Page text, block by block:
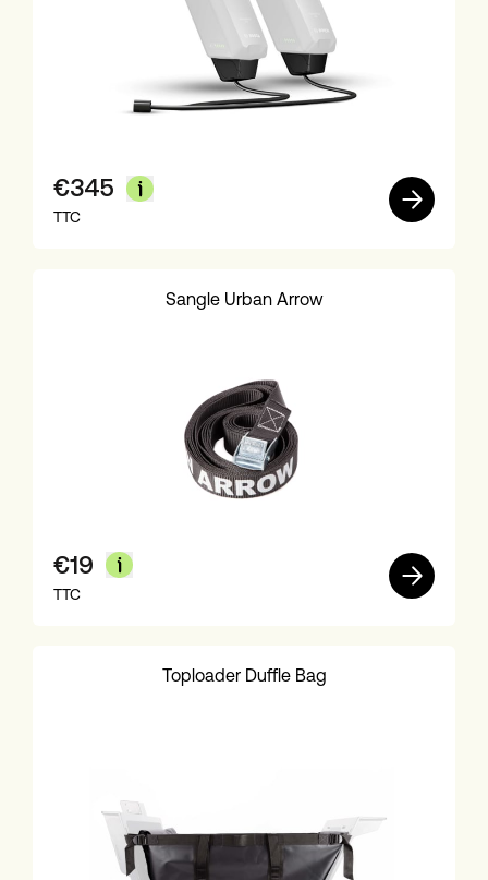
€345
TTC
Sangle Urban Arrow
€19
TTC
Toploader Duffle Bag